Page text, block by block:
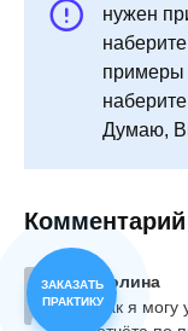
ЗАКАЗАТЬ
ПРАКТИКУ
нужен
примеры
Думаю,
Комментарий
Полина
Как я могу